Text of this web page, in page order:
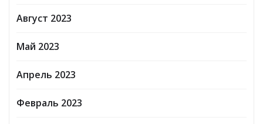
Август 2023
Май 2023
Апрель 2023
Февраль 2023